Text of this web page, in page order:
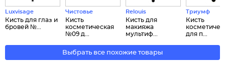
Luxvisage
Кисть для глаз и
бровей №...
Чистовье
Кисть
косметическая
№09 д...
Relouis
Кисть для
макияжа
мультиф...
Триумф
Кисть
для п...
Выбрать все похожие товары